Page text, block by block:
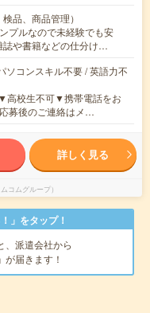
品、商品管理）
プルなので未経験でも安
や書籍などの仕分け…
ソコンスキル不要 / 英語力不
校生不可▼携帯電話をお
募後のご連絡はメ…
詳しく見る
コムグループ）
」をタップ！
、派遣会社から
が届きます！